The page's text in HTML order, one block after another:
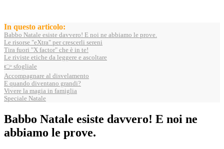
In questo articolo:
Babbo Natale esiste davvero! E noi ne abbiamo le prove.
Le risorse "eXtra" per crescerli sereni
Tira fuori "X factor" che è in te!
Le riviste etiche da leggere e ascoltare
👉 sfogliale
Accompagnare al disvelamento
E quando diventano grandi?
Vivere la magia in famiglia
Speciale Natale
Babbo Natale esiste davvero! E noi ne
abbiamo le prove.